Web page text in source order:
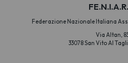
Federazione Nazionale Italiana
Via Altan,
33078 San Vito Al